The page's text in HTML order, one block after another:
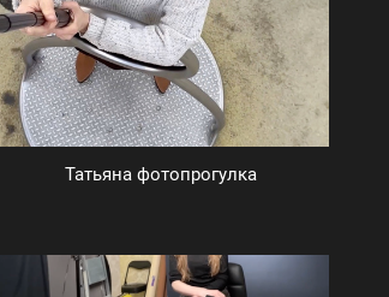
Татьяна фотопрогулка